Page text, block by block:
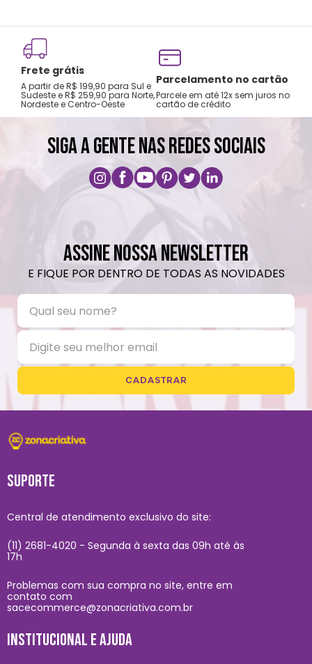
Frete grátis
A partir de R$ 199,90 para Sul e
Sudeste e R$ 259,90 para Norte,
Nordeste e Centro-Oeste
Parcelamento no cartão
Parcele em até 12x sem juros no
cartão de crédito
SIGA A GENTE NAS REDES SOCIAIS
ASSINE NOSSA NEWSLETTER
E FIQUE POR DENTRO DE TODAS AS NOVIDADES
CADASTRAR
SUPORTE
Central de atendimento exclusivo do site:
(11) 2681-4020 - Segunda à sexta das 09h até às
17h
Problemas com sua compra no site, entre em
contato com
sacecommerce@zonacriativa.com.br
INSTITUCIONAL E AJUDA